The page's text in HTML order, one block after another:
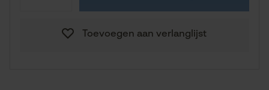
Toevoegen aan verlanglijst